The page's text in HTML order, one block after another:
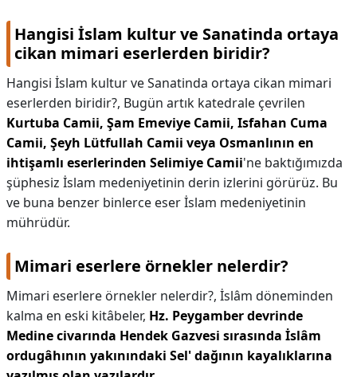
Hangisi İslam kultur ve Sanatinda ortaya
cikan mimari eserlerden biridir?
Hangisi İslam kultur ve Sanatinda ortaya cikan mimari
eserlerden biridir?, Bugün artık katedrale çevrilen
Kurtuba Camii, Şam Emeviye Camii, Isfahan Cuma
Camii, Şeyh Lütfullah Camii veya Osmanlının en
ihtişamlı eserlerinden Selimiye Camii'ne baktığımızda
şüphesiz İslam medeniyetinin derin izlerini görürüz. Bu
ve buna benzer binlerce eser İslam medeniyetinin
mührüdür.
Mimari eserlere örnekler nelerdir?
Mimari eserlere örnekler nelerdir?, İslâm döneminden
kalma en eski kitâbeler, Hz. Peygamber devrinde
Medine civarında Hendek Gazvesi sırasında İslâm
ordugâhının yakınındaki Sel' dağının kayalıklarına